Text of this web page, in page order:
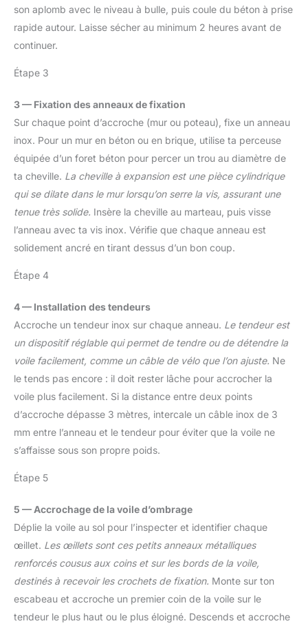
sol des rayures [Ce que
vous obtenez] Cet
sécuritéx
son aplomb avec le niveau à bulle, puis coule du béton à prise
rapide autour. Laisse sécher au minimum 2 heures avant de
continuer.
Étape 3
3 — Fixation des anneaux de fixation
Sur chaque point d’accroche (mur ou poteau), fixe un anneau
inox. Pour un mur en béton ou en brique, utilise ta perceuse
équipée d’un foret béton pour percer un trou au diamètre de
ta cheville. La cheville à expansion est une pièce cylindrique
qui se dilate dans le mur lorsqu’on serre la vis, assurant une
tenue très solide. Insère la cheville au marteau, puis visse
l’anneau avec ta vis inox. Vérifie que chaque anneau est
solidement ancré en tirant dessus d’un bon coup.
Étape 4
4 — Installation des tendeurs
Accroche un tendeur inox sur chaque anneau. Le tendeur est
un dispositif réglable qui permet de tendre ou de détendre la
voile facilement, comme un câble de vélo que l’on ajuste. Ne
le tends pas encore : il doit rester lâche pour accrocher la
voile plus facilement. Si la distance entre deux points
d’accroche dépasse 3 mètres, intercale un câble inox de 3
mm entre l’anneau et le tendeur pour éviter que la voile ne
s’affaisse sous son propre poids.
Étape 5
5 — Accrochage de la voile d’ombrage
Déplie la voile au sol pour l’inspecter et identifier chaque
œillet. Les œillets sont ces petits anneaux métalliques
renforcés cousus aux coins et sur les bords de la voile,
destinés à recevoir les crochets de fixation. Monte sur ton
escabeau et accroche un premier coin de la voile sur le
tendeur le plus haut ou le plus éloigné. Descends et accroche